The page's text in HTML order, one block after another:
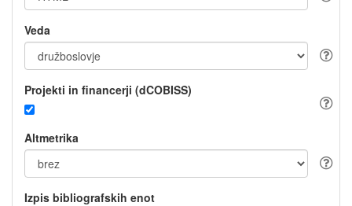
Veda
Projekti in financerji (dCOBISS)
Altmetrika
Izpis bibliografskih enot